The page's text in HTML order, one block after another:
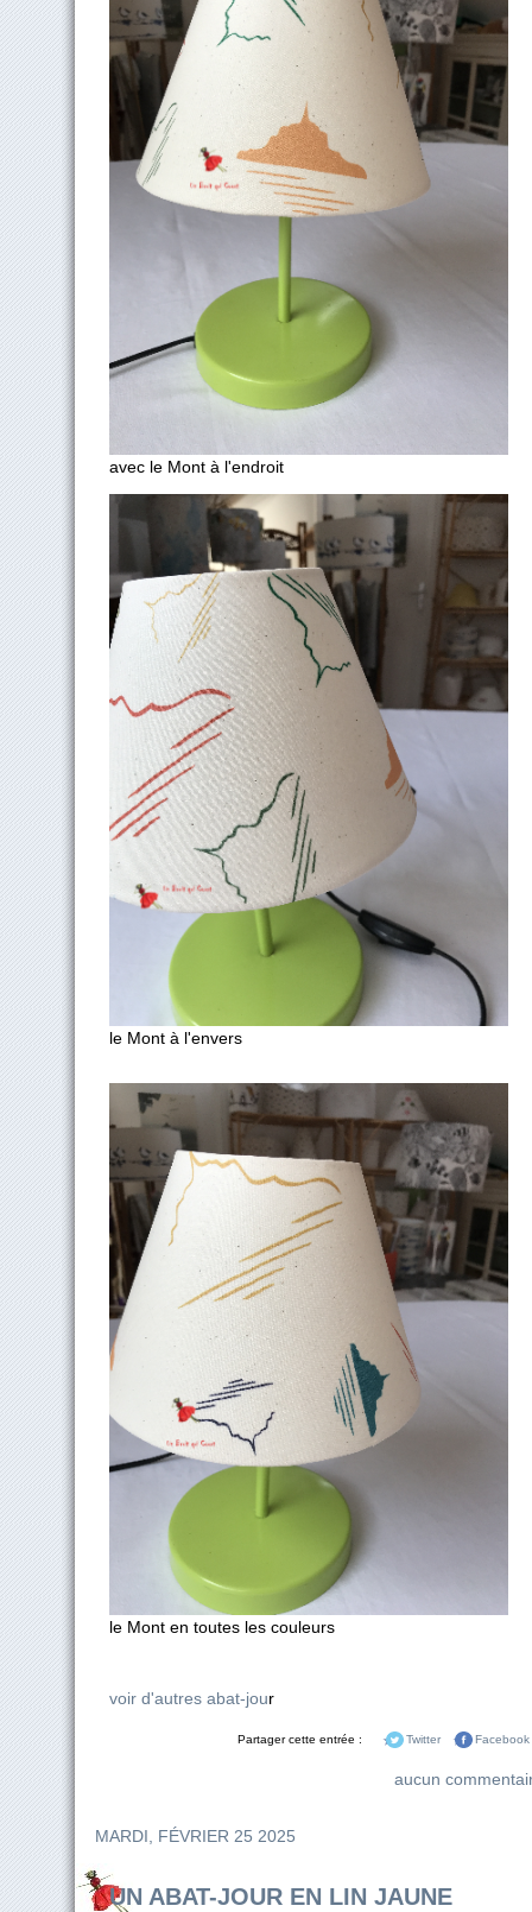
avec le Mont à l'endroit
le Mont à l'envers
le Mont en toutes les couleurs
voir d'autres abat-jour
Partager cette entrée : Twitter Facebook
aucun
MARDI, FÉVRIER 25 2025
UN ABAT-JOUR EN LIN JAUNE